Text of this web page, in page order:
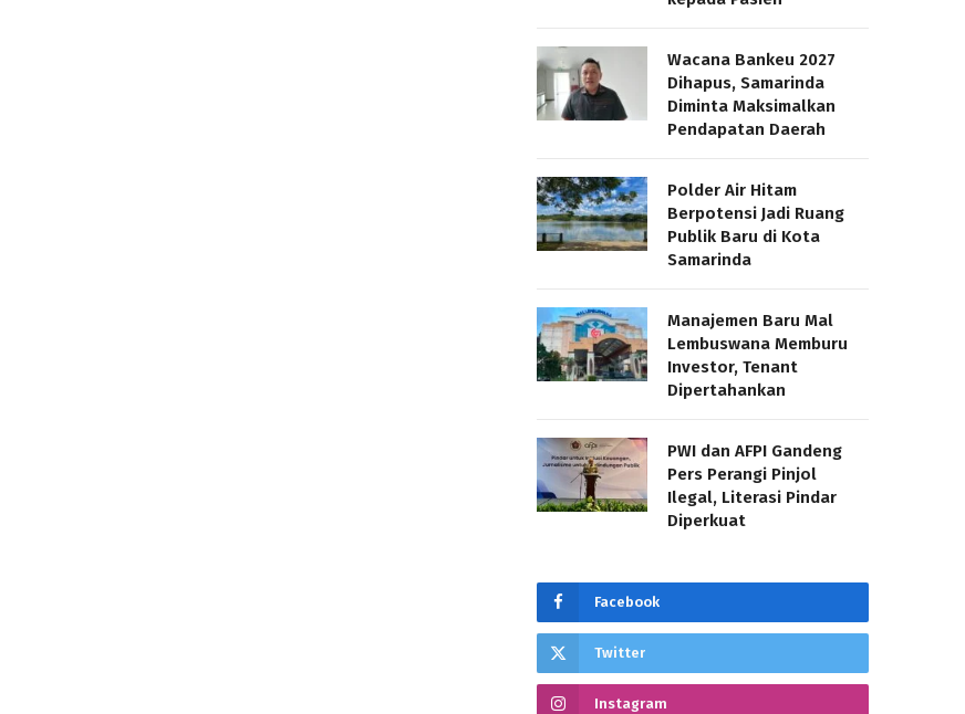
Wacana Bankeu 2027
Dihapus, Samarinda
Diminta Maksimalkan
Pendapatan Daerah
Polder Air Hitam
Berpotensi Jadi Ruang
Publik Baru di Kota
Samarinda
Manajemen Baru Mal
Lembuswana Memburu
Investor, Tenant
Dipertahankan
PWI dan AFPI Gandeng
Pers Perangi Pinjol
Ilegal, Literasi Pindar
Diperkuat
Facebook
Twitter
Instagram